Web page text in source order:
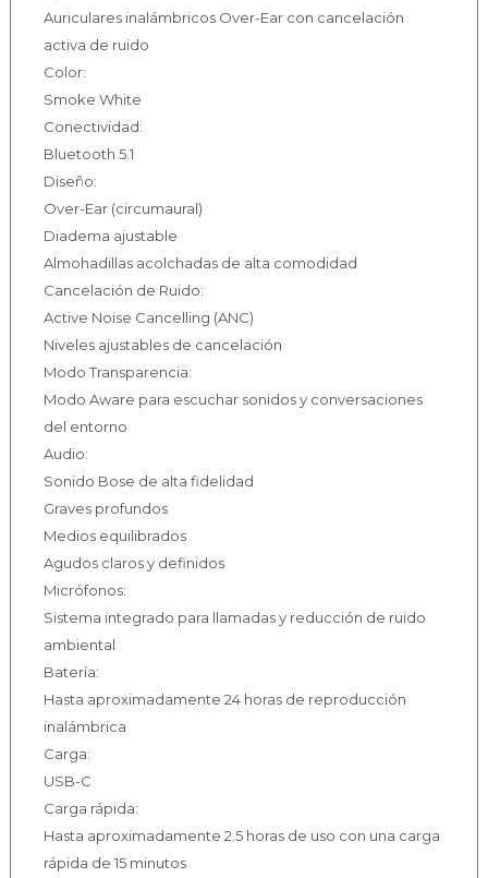
Auriculares inalámbricos Over-Ear con cancelación
activa de ruido
Color:
Smoke White
Conectividad:
Bluetooth 5.1
Diseño:
Over-Ear (circumaural)
Diadema ajustable
Almohadillas acolchadas de alta comodidad
Cancelación de Ruido:
Active Noise Cancelling (ANC)
Niveles ajustables de cancelación
Modo Transparencia:
Modo Aware para escuchar sonidos y conversaciones
del entorno
Audio:
Sonido Bose de alta fidelidad
Graves profundos
Medios equilibrados
Agudos claros y definidos
Micrófonos:
Sistema integrado para llamadas y reducción de ruido
ambiental
Batería:
Hasta aproximadamente 24 horas de reproducción
inalámbrica
Carga:
USB-C
Carga rápida:
Hasta aproximadamente 2.5 horas de uso con una carga
rápida de 15 minutos